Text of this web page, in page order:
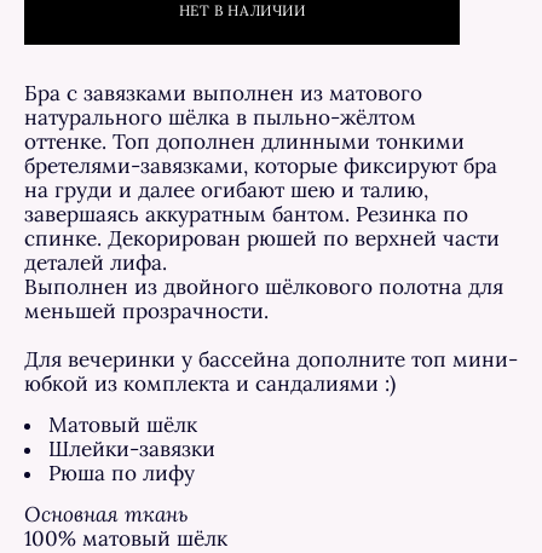
НЕТ В НАЛИЧИИ
Бра с завязками выполнен из матового
натурального шёлка в пыльно-жёлтом
оттенке. Топ дополнен длинными тонкими
бретелями-завязками, которые фиксируют бра
на груди и далее огибают шею и талию,
завершаясь аккуратным бантом. Резинка по
спинке. Декорирован рюшей по верхней части
деталей лифа.
Выполнен из двойного шёлкового полотна для
меньшей прозрачности.
Для вечеринки у бассейна дополните топ мини-
юбкой из комплекта и сандалиями :)
Матовый шёлк
Шлейки-завязки
Рюша по лифу
Основная ткань
100% матовый шёлк